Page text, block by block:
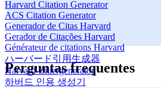
Harvard Citation Generator
ACS Citation Generator
Generador de Citas Harvard
Gerador de Citações Harvard
Générateur de citations Harvard
ハーバード引用生成器
Harvard-Zitiergenerator
하버드 인용 생성기
Perguntas frequentes